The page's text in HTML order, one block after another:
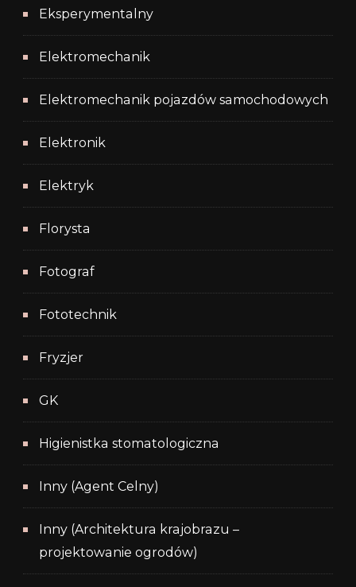
Eksperymentalny
Elektromechanik
Elektromechanik pojazdów samochodowych
Elektronik
Elektryk
Florysta
Fotograf
Fototechnik
Fryzjer
GK
Higienistka stomatologiczna
Inny (Agent Celny)
Inny (Architektura krajobrazu –
projektowanie ogrodów)